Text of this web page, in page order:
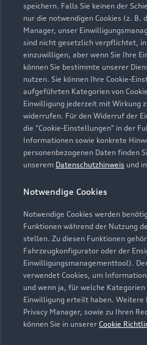
speichern. Falls Sie keinen der
nur die notwendigen Cookies (z. B.
Manager, unser
sind nicht gesetzlich verpflichtet, in
einzuwilligen, aber wenn Sie Ihre
können Sie bestimmte unserer
nutzen. Sie können Ihre Cookie-
aufgeführten Kategorien von
Einwilligung jederzeit mit Wirkung
widerrufen. Für den Widerruf der
die "Cookie-Einstellungen" in der
Informationen sowie konkrete
personenbezogenen Daten finden
unserem Datenschutzhinweis und
Notwendige Cookies
Notwendige Cookies werden
Funktionen während der Nutzung
stellen. Zu diesen Funktionen
Fahrzeugkonfigurator oder der
Einwilligungsmanagementtool).
verwendet Cookies, um
und wenn ja, für welche Kategorien
Einwilligung erteilt haben. Weitere
Privacy Manager, sowie zu Ihren
können Sie in unserer Cookie
Damit Ihr Audi auch im
passende Pflege in einer
Zur Audi Shopping World
Lederpflege-Set
Praktisches Set zur
Pflege von Leder und
Zur Audi Shopping World